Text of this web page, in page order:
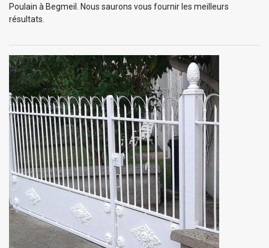
Poulain à Begmeil. Nous saurons vous fournir les meilleurs
résultats.